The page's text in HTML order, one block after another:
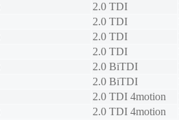
2.0 TDI
2.0 TDI
2.0 TDI
2.0 TDI
2.0 BiTDI
2.0 BiTDI
2.0 TDI 4motion
2.0 TDI 4motion